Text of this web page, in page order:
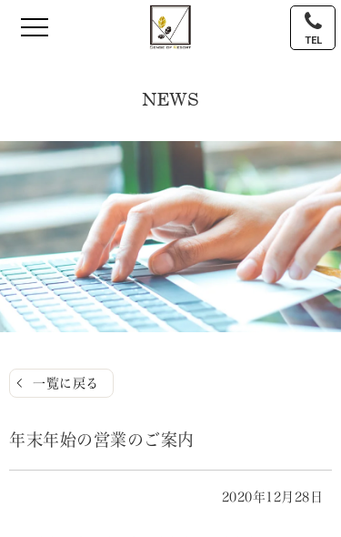
TEL
NEWS
一覧に戻る
年末年始の営業のご案内
2020年12月28日